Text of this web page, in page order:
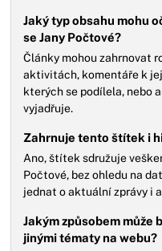
Jaký typ obsahu mohu
se Jany Počtové?
Články mohou zahrnovat
aktivitách, komentáře k
kterých se podílela, nebo
vyjadřuje.
Zahrnuje tento štítek i
Ano, štítek sdružuje
Počtové, bez ohledu na
jednat o aktuální zprávy i
Jakým způsobem může
jinými tématy na webu?